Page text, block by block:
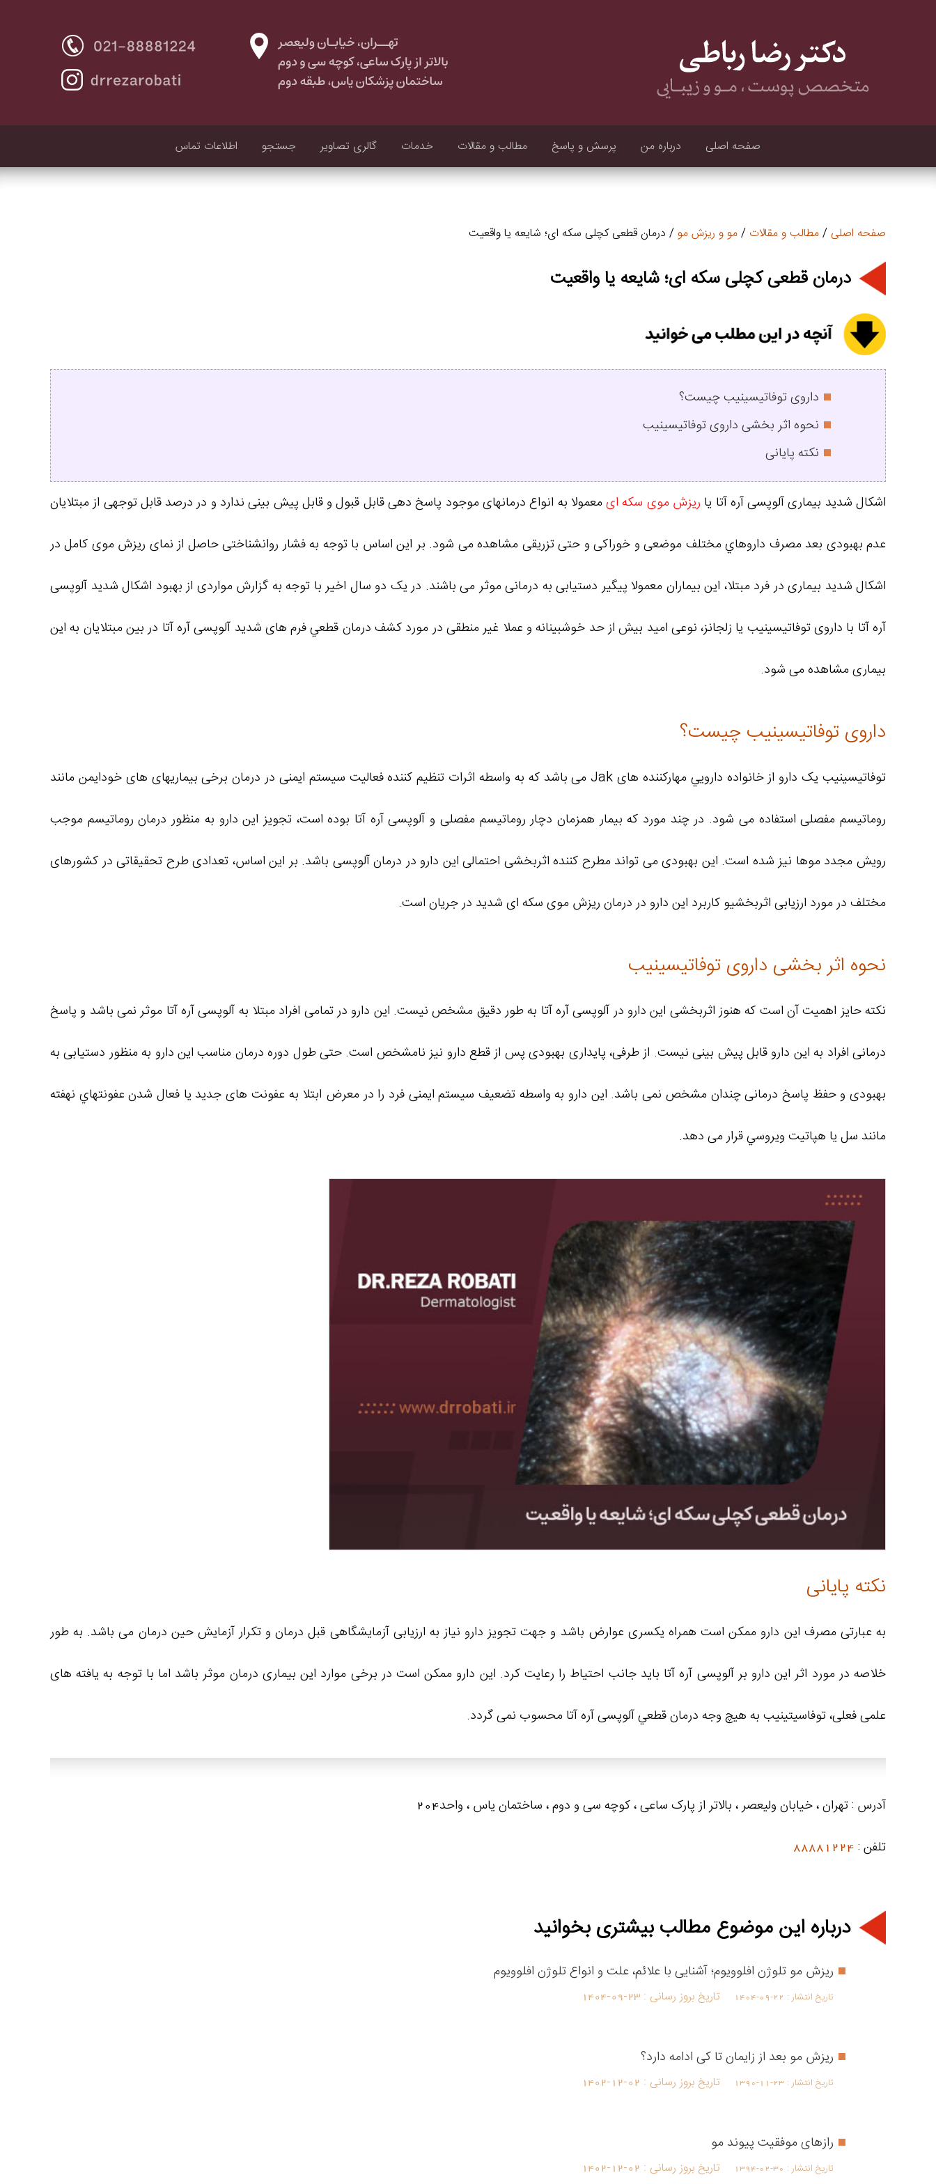
صفحه اصلی درباره من پرسش و پاسخ مطالب و مقالات خدمات گالری تصاویر جستجو اطلاعات تماس
صفحه اصلی / مطالب و مقالات / مو و ریزش مو / درمان قطعی کچلی سکه ای؛ شایعه یا واقعیت
درمان قطعی کچلی سکه ای؛ شایعه یا واقعیت
داروی توفاتیسینیب چیست؟
نحوه اثر بخشی داروی توفاتیسینیب
نکته پایانی
اشکال شدید بیماری آلوپسی آره آتا یا ریزش موی سکه ایمعمولا به انواع درمانهای موجود پاسخ دهی قابل قبول و قابل پیش بینی ندارد و در درصد قابل توجهی از مبتلایان
عدم بهبودی بعد مصرف داروهاي مختلف موضعی و خوراکی و حتی تزریقی مشاهده می شود. بر این اساس با توجه به فشار روانشناختی حاصل از نمای ریزش موی کامل در
اشكال شدید بیماری در فرد مبتلا، این بیماران معمولا پیگیر دستیابی به درمانی موثر می باشند. در یک دو سال اخیر با توجه به گزارش مواردی از بهبود اشکال شدید آلوپسی
آره آتا با داروی توفاتیسینیب یا زلجانز، نوعی امید بیش از حد خوشبينانه و عملا غیر منطقی در مورد کشف درمان قطعي فرم های شدید آلوپسی آره آتا در بین مبتلایان به این
بیماری مشاهده می شود.
داروی توفاتیسینیب چیست؟
توفاتیسینیب یک دارو از خانواده دارويي مهارکننده های Jak می باشد که به واسطه اثرات تنظیم کننده فعالیت سیستم ایمنی در درمان برخی بیماریهای های خودایمن مانند
روماتیسم مفصلی استفاده می شود. در چند مورد که بیمار همزمان دچار روماتیسم مفصلی و آلوپسی آره آتا بوده است، تجویز این دارو به منظور درمان روماتیسم موجب
رویش مجدد موها نیز شده است. این بهبودی می تواند مطرح کننده اثربخشی احتمالی این دارو در درمان آلوپسی باشد. بر این اساس، تعدادی طرح تحقیقاتی در کشورهای
مختلف در مورد ارزیابی اثربخشیو کاربرد این دارو در درمان ریزش موی سکه ای شدید در جریان است.
نحوه اثر بخشی داروی توفاتیسینیب
نکته حایز اهمیت آن است که هنوز اثربخشی این دارو در آلوپسی آره آتا به طور دقیق مشخص نیست. این دارو در تمامی افراد مبتلا به آلوپسی آره آتا موثر نمی باشد و پاسخ
درمانی افراد به این دارو قابل پیش بینی نیست. از طرفی، پایداری بهبودی پس از قطع دارو نیز نامشخص است. حتی طول دوره درمان مناسب این دارو به منظور دستیابی به
بهبودی و حفظ پاسخ درمانی چندان مشخص نمی باشد. این دارو به واسطه تضعیف سیستم ایمنی فرد را در معرض ابتلا به عفونت های جدید یا فعال شدن عفونتهاي نهفته
مانند سل یا هپاتیت ويروسي قرار می دهد.
نکته پایانی
به عبارتی مصرف این دارو ممکن است همراه یکسری عوارض باشد و جهت تجویز دارو نیاز به ارزیابی آزمایشگاهی قبل درمان و تکرار آزمایش حین درمان می باشد. به طور
خلاصه در مورد اثر این دارو بر آلوپسی آره آتا باید جانب احتیاط را رعايت کرد. این دارو ممکن است در برخی موارد این بیماری درمان موثر باشد اما با توجه به یافته های
علمی فعلی، توفاسیتینیب به هیچ وجه درمان قطعي آلوپسی آره آتا محسوب نمی گردد.
آدرس : تهران ، خیابان ولیعصر ، بالاتر از پارک ساعی ، کوچه سی و دوم ، ساختمان یاس ، واحد204
تلفن : 88881224
درباره این موضوع مطالب بیشتری بخوانید
ریزش مو تلوژن افلوویوم؛ آشنایی با علائم، علت و انواع تلوژن افلوویوم
تاریخ انتشار : 1404-09-22 تاریخ بروز رسانی : 1404-09-23
ریزش مو بعد از زایمان تا کی ادامه دارد؟
تاریخ انتشار : 1390-11-23 تاریخ بروز رسانی : 1402-12-02
رازهای موفقیت پیوند مو
تاریخ انتشار : 1394-02-30 تاریخ بروز رسانی : 1402-12-02